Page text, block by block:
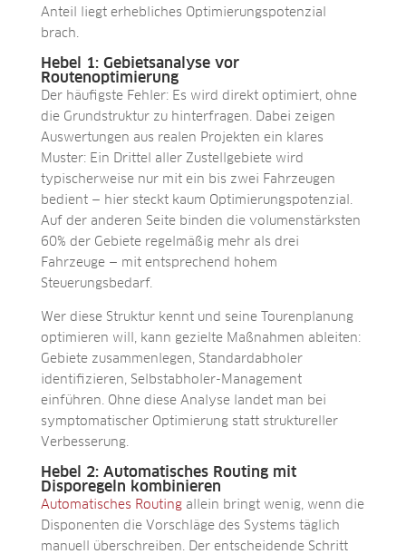
Anteil liegt erhebliches Optimierungspotenzial
brach.
Hebel 1: Gebietsanalyse vor
Routenoptimierung
Der häufigste Fehler: Es wird direkt optimiert, ohne
die Grundstruktur zu hinterfragen. Dabei zeigen
Auswertungen aus realen Projekten ein klares
Muster: Ein Drittel aller Zustellgebiete wird
typischerweise nur mit ein bis zwei Fahrzeugen
bedient — hier steckt kaum Optimierungspotenzial.
Auf der anderen Seite binden die volumenstärksten
60% der Gebiete regelmäßig mehr als drei
Fahrzeuge — mit entsprechend hohem
Steuerungsbedarf.
Wer diese Struktur kennt und seine Tourenplanung
optimieren will, kann gezielte Maßnahmen ableiten:
Gebiete zusammenlegen, Standardabholer
identifizieren, Selbstabholer-Management
einführen. Ohne diese Analyse landet man bei
symptomatischer Optimierung statt struktureller
Verbesserung.
Hebel 2: Automatisches Routing mit
Disporegeln kombinieren
Automatisches Routingallein bringt wenig, wenn die
Disponenten die Vorschläge des Systems täglich
manuell überschreiben. Der entscheidende Schritt